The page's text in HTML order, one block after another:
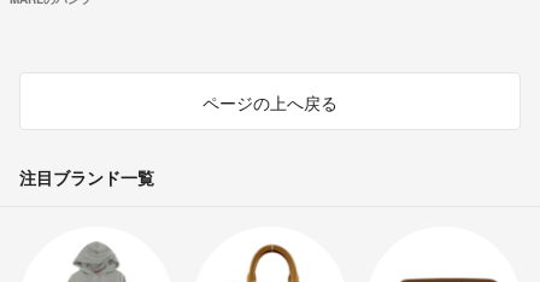
ページの上へ戻る
注目ブランド一覧